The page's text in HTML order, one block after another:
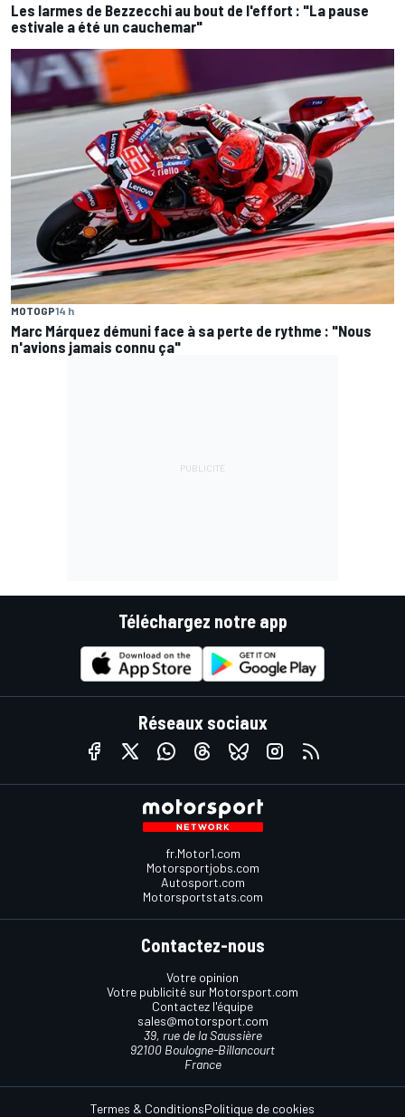
Les larmes de Bezzecchi au bout de l'effort : "La pause
estivale a été un cauchemar"
MOTOGP14 h
Marc Márquez démuni face à sa perte de rythme : "Nous
n'avions jamais connu ça"
Téléchargez notre app
Réseaux sociaux
fr.Motor1.com
Motorsportjobs.com
Autosport.com
Motorsportstats.com
Contactez-nous
Votre opinion
Votre publicité sur Motorsport.com
Contactez l'équipe
sales@motorsport.com
39, rue de la Saussière
92100 Boulogne-Billancourt
France
Termes & ConditionsPolitique de cookies